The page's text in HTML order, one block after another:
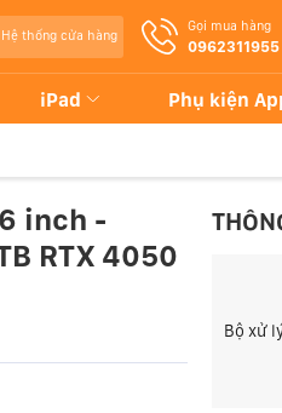
Hệ thống cửa hàng
Gọi mua hàng
0962311955
iPad Phụ kiện
inch -
RTX 4050
Bộ xử